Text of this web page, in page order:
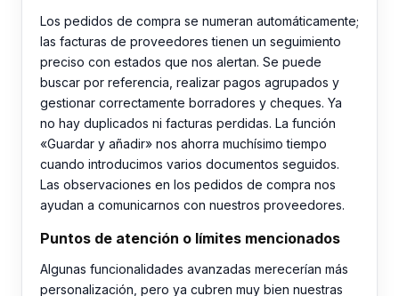
Los pedidos de compra se numeran automáticamente;
las facturas de proveedores tienen un seguimiento
preciso con estados que nos alertan. Se puede
buscar por referencia, realizar pagos agrupados y
gestionar correctamente borradores y cheques. Ya
no hay duplicados ni facturas perdidas. La función
«Guardar y añadir» nos ahorra muchísimo tiempo
cuando introducimos varios documentos seguidos.
Las observaciones en los pedidos de compra nos
ayudan a comunicarnos con nuestros proveedores.
Puntos de atención o límites mencionados
Algunas funcionalidades avanzadas merecerían más
personalización, pero ya cubren muy bien nuestras